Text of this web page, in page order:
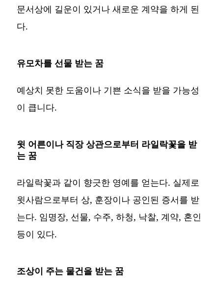
문서상에 길운이 있거나 새로운 계약을 하게 된
다.
유모차를 선물 받는 꿈
예상치 못한 도움이나 기쁜 소식을 받을 가능성
이 큽니다.
윗 어른이나 직장 상관으로부터 라일락꽃을 받
는 꿈
라일락꽃과 같이 향긋한 영예를 얻는다. 실제로
윗사람으로부터 상, 훈장이나 공인된 증서를 받
는다. 임명장, 선물, 수주, 하청, 낙찰, 계약, 혼인
등이 있다.
조상이 주는 물건을 받는 꿈